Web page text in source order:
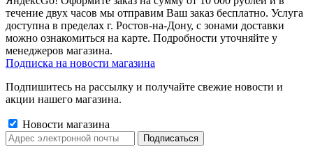
течение двух часов мы отправим Ваш заказ бесплатно. Услуга
доступна в пределах г. Ростов-на-Дону, с зонами доставки
можно ознакомиться на карте. Подробности уточняйте у
менеджеров магазина.
Подписка на новости магазина
Подпишитесь на рассылку и получайте свежие новости и
акции нашего магазина.
Новости магазина